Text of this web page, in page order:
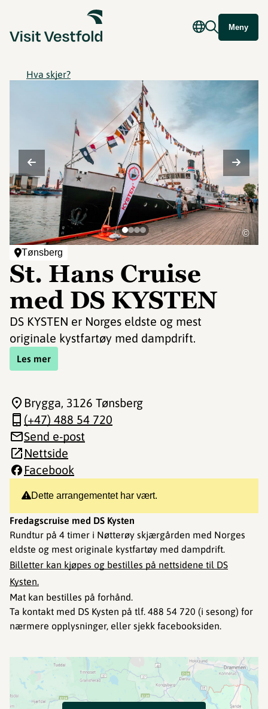
Meny
Hva skjer?
Tønsberg
St. Hans Cruise
med DS KYSTEN
DS KYSTEN er Norges eldste og mest
originale kystfartøy med dampdrift.
Les mer
©
Dette arrangementet har vært.
Fredagscruise med DS Kysten
Rundtur på 4 timer i Nøtterøy skjærgården med Norges
eldste og mest originale kystfartøy med dampdrift.​​​​​​
Billetter kan kjøpes og bestilles på nettsidene til DS
Kysten.
Mat kan bestilles på forhånd.
Ta kontakt med DS Kysten på tlf. 488 54 720 (i sesong) for
nærmere opplysninger, eller sjekk facebooksiden.
Brygga, 3126 Tønsberg
(+47) 488 54 720
Send e-post
Nettside
Facebook